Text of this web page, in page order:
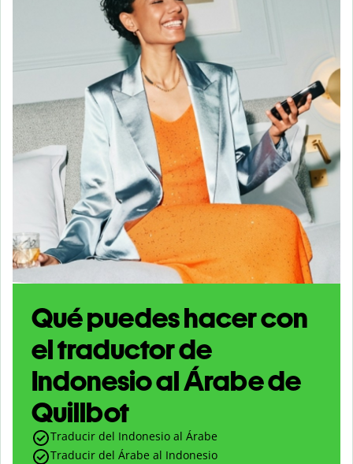
Qué puedes hacer con
el traductor de
Indonesio al Árabe de
Quillbot
Traducir del Indonesio al Árabe
Traducir del Árabe al Indonesio